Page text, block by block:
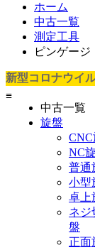
ホーム
中古一覧
測定工具
ピンゲー
新型コロナウイ
≡
中古一覧
旋盤
CNC
NC
普通
小型
卓上
ネジ
盤
正面